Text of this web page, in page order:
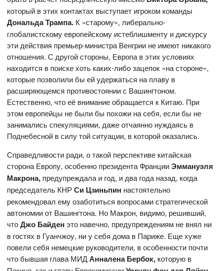
который в этих контактах выступает игроком команды
Дональда Трампа. К «старому», либерально-
глобалистскому европейскому истеблишменту и дискурсу
эти действия премьер-министра Венгрии не имеют никакого
отношения. С другой стороны, Европа в этих условиях
находится в поиске хоть каких-либо зацепок «на стороне»,
которые позволили бы ей удержаться на плаву в
расширяющемся противостоянии с Вашингтоном.
Естественно, что её внимание обращается к Китаю. При
этом европейцы не были бы похожи на себя, если бы не
занимались спекуляциями, даже отчаянно нуждаясь в
Поднебесной в силу той ситуации, в которой оказались.
Справедливости ради, о такой перспективе китайская
сторона Европу, особенно президента ФранцииЭммануэля
Макрона, предупреждала и год, и два года назад, когда
председатель КНРСи Цзиньпин настоятельно
рекомендовал ему озаботиться вопросами стратегической
автономии от Вашингтона. Но Макрон, видимо, решивший,
чтоДжо Байден это навечно, предупреждениям не внял ни
в гостях в Гуанчжоу, ни у себя дома в Париже. Еще хуже
повели себя немецкие руководители, в особенности почти
что бывшая глава МИДАнналена Бербок, которую в